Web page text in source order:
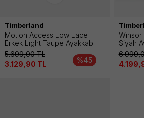
Timberland
Motıon Access Low Lace
Erkek Lıght Taupe Ayakkabı
5.699,00TL
3.129,90 TL %45
Siyah